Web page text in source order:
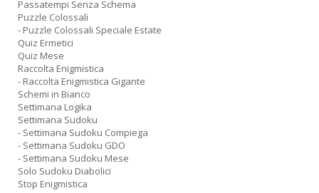
Passatempi Senza Schema
Puzzle Colossali
- Puzzle Colossali Speciale Estate
Quiz Ermetici
Quiz Mese
Raccolta Enigmistica
- Raccolta Enigmistica Gigante
Schemi in Bianco
Settimana Logika
Settimana Sudoku
- Settimana Sudoku Compiega
- Settimana Sudoku GDO
- Settimana Sudoku Mese
Solo Sudoku Diabolici
Stop Enigmistica